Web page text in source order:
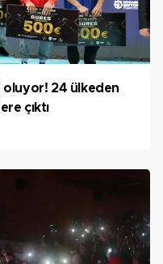
oluyor! 24 ülkeden
çıktı